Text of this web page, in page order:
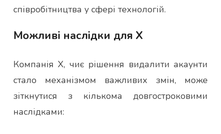
співробітництва у сфері технологій.
Можливі наслідки для X
Компанія X, чиє рішення видалити акаунти
стало механізмом важливих змін, може
зіткнутися з кількома довгостроковими
наслідками: